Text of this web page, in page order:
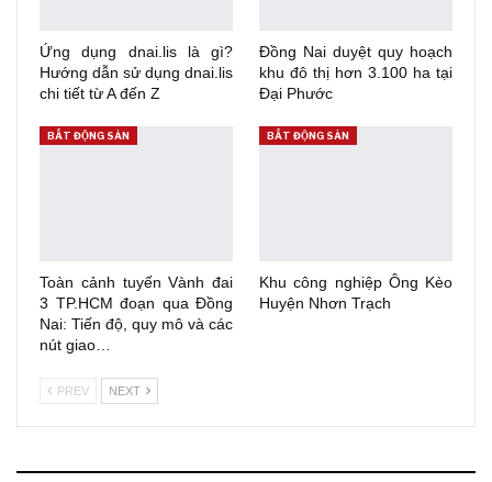
Ứng dụng dnai.lis là gì?
Hướng dẫn sử dụng dnai.lis
chi tiết từ A đến Z
Đồng Nai duyệt quy hoạch
khu đô thị hơn 3.100 ha tại
Đại Phước
BẤT ĐỘNG SẢN
Toàn cảnh tuyến Vành đai
3 TP.HCM đoạn qua Đồng
Nai: Tiến độ, quy mô và các
nút giao…
BẤT ĐỘNG SẢN
Khu công nghiệp Ông Kèo
Huyện Nhơn Trạch
PREV NEXT